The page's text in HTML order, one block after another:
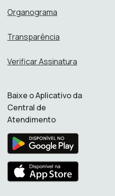
Organograma
Transparência
Verificar Assinatura
Baixe o Aplicativo da
Central de
Atendimento